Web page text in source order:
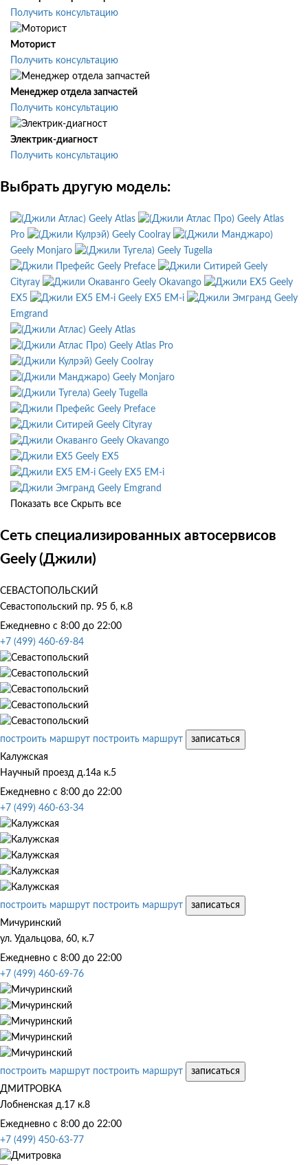
Получить консультацию
Моторист
Получить консультацию
Менеджер отдела запчастей
Получить консультацию
Электрик-диагност
Получить консультацию
Выбрать другую модель:
Geely Atlas
Geely Atlas
Pro
Geely Coolray
Geely Monjaro
Geely Tugella
Geely Preface
Geely
Cityray
Geely Okavango
Geely
EX5
Geely EX5 EM-i
Geely
Emgrand
Geely Atlas
Geely Atlas Pro
Geely Coolray
Geely Monjaro
Geely Tugella
Geely Preface
Geely Cityray
Geely Okavango
Geely EX5
Geely EX5 EM-i
Geely Emgrand
Показать все Скрыть все
Сеть специализированных автосервисов
Geely (Джили)
СЕВАСТОПОЛЬСКИЙ
Севастопольский пр. 95 б, к.8
Ежедневно с 8:00 до 22:00
+7 (499) 460-69-84
построить маршрут построить маршрут
записаться
Калужская
Научный проезд д.14а к.5
Ежедневно с 8:00 до 22:00
+7 (499) 460-63-34
построить маршрут построить маршрут
записаться
Мичуринский
ул. Удальцова, 60, к.7
Ежедневно с 8:00 до 22:00
+7 (499) 460-69-76
построить маршрут построить маршрут
записаться
ДМИТРОВКА
Лобненская д.17 к.8
Ежедневно с 8:00 до 22:00
+7 (499) 450-63-77